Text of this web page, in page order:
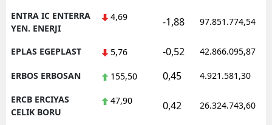
ENTRA IC ENTERRA
YEN. ENERJI
4,69 -1,88 97.851.774,54
EPLAS EGEPLAST 5,76 -0,52 42.866.095,87
ERBOS ERBOSAN 155,50 0,45 4.921.581,30
ERCB ERCIYAS
CELIK BORU
47,90 0,42 26.324.743,60